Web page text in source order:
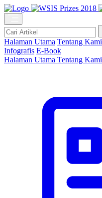
Halaman Utama Tentang Kami
Infografis E-Book
Halaman Utama Tentang Kami